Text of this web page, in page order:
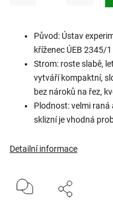
Původ: Ústav
kříženec ÚEB 2345/1
Strom: roste slabě,
vytváří kompaktní,
bez nároků na řez,
Plodnost: velmi
sklizní je vhodná
Detailní informace